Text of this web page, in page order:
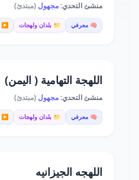
منشئ التحدي:مجهول (مبتدئ)
🧠 معرفي 📁 بلدان ولهجات ▶️
اللهجة التهامية ( اليمن)
منشئ التحدي:مجهول (مبتدئ)
🧠 معرفي 📁 بلدان ولهجات ▶️
اللهجه الجيزانيه